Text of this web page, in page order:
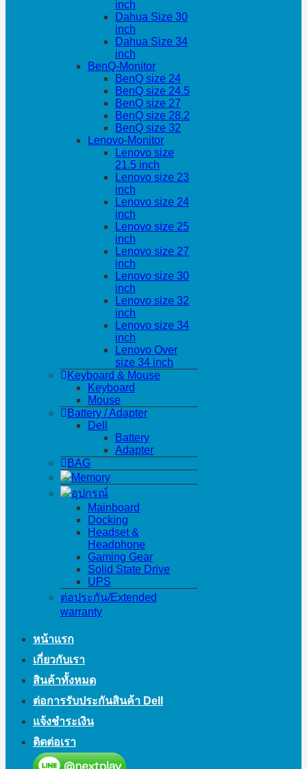
inch
Dahua Size 30
inch
Dahua Size 34
inch
BenQ-Monitor
BenQ size 24
BenQ size 24.5
BenQ size 27
BenQ size 28.2
BenQ size 32
Lenovo-Monitor
Lenovo size
21.5 inch
Lenovo size 23
inch
Lenovo size 24
inch
Lenovo size 25
inch
Lenovo size 27
inch
Lenovo size 30
inch
Lenovo size 32
inch
Lenovo size 34
inch
Lenovo Over
size 34 inch
Keyboard & Mouse
Keyboard
Mouse
Battery / Adapter
Dell
Battery
Adapter
BAG
Memory
อุปกรณ์
Mainboard
Docking
Headset &
Headphone
Gaming Gear
Solid State Drive
UPS
ต่อประกัน/Extended
warranty
หน้าแรก
เกี่ยวกับเรา
สินค้าทั้งหมด
ต่อการรับประกันสินค้า Dell
แจ้งชำระเงิน
ติดต่อเรา